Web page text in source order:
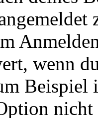
wenn
Beispiel